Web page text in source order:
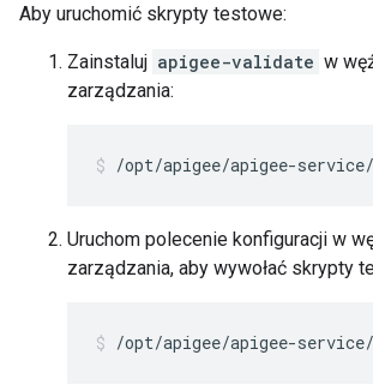
Aby uruchomić skrypty testowe:
Zainstaluj apigee-validate w
zarządzania:
/opt/apigee/apigee-
Uruchom polecenie konfiguracji w
zarządzania, aby wywołać skrypty
/opt/apigee/apigee-